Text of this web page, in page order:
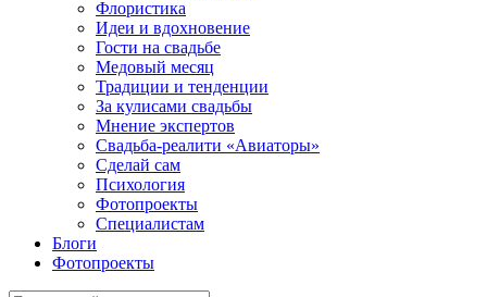
Флористика
Идеи и вдохновение
Гости на свадьбе
Медовый месяц
Традиции и тенденции
За кулисами свадьбы
Мнение экспертов
Свадьба-реалити «Авиаторы»
Сделай сам
Психология
Фотопроекты
Специалистам
Блоги
Фотопроекты